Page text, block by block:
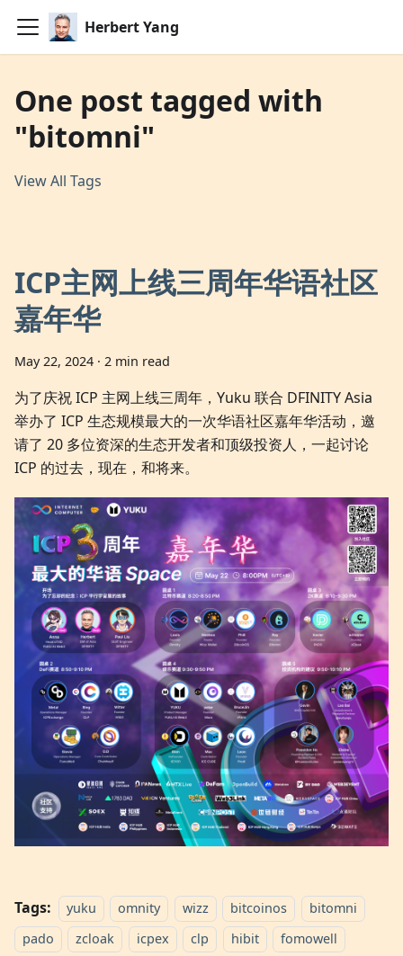
Herbert Yang
One post tagged with
"bitomni"
View All Tags
ICP主网上线三周年华语社区
嘉年华
May 22, 2024 · 2 min read
为了庆祝 ICP 主网上线三周年，Yuku 联合 DFINITY Asia
举办了 ICP 生态规模最大的一次华语社区嘉年华活动，邀
请了 20 多位资深的生态开发者和顶级投资人，一起讨论
ICP 的过去，现在，和将来。
Tags: yuku omnity wizz bitcoinos
bitomni
pado
zcloak icpex clp hibit
fomowell